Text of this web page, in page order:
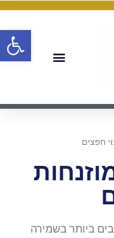
חפצים
ביותר בשמירה